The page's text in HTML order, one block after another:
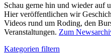
Schau gerne hin und wieder auf
Hier veröffentlichen wir
Videos rund um Roding, den
Veranstaltungen. Zum
Kategorien filtern